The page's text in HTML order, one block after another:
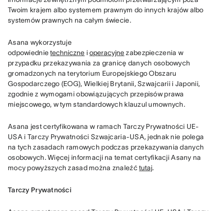
Twoim krajem albo systemem prawnym do innych krajów albo
systemów prawnych na całym świecie.
Asana wykorzystuje
odpowiednie techniczne i operacyjne zabezpieczenia w
przypadku przekazywania za granicę danych osobowych
gromadzonych na terytorium Europejskiego Obszaru
Gospodarczego (EOG), Wielkiej Brytanii, Szwajcarii i Japonii,
zgodnie z wymogami obowiązujących przepisów prawa
miejscowego, w tym standardowych klauzul umownych.
Asana jest certyfikowana w ramach Tarczy Prywatności UE-
USA i Tarczy Prywatności Szwajcaria-USA, jednak nie polega
na tych zasadach ramowych podczas przekazywania danych
osobowych. Więcej informacji na temat certyfikacji Asany na
mocy powyższych zasad można znaleźć tutaj.
Tarczy Prywatności